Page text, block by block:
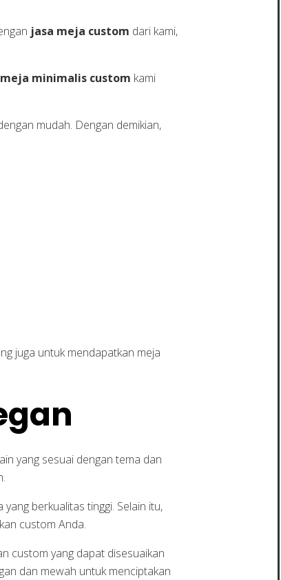
jasa meja custom dari kami,
meja minimalis custom kami
mudah. Dengan demikian,
juga untuk mendapatkan meja
yang sesuai dengan tema dan
berkualitas tinggi. Selain itu,
custom Anda.
custom yang dapat disesuaikan
dan mewah untuk menciptakan